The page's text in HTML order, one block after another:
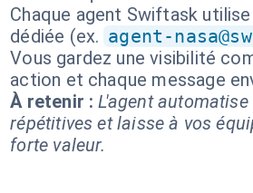
Chaque agent Swiftask
dédiée (ex. agent-
Vous gardez une visibilité
action et chaque message
À retenir : L'agent
répétitives et laisse à vos
forte valeur.